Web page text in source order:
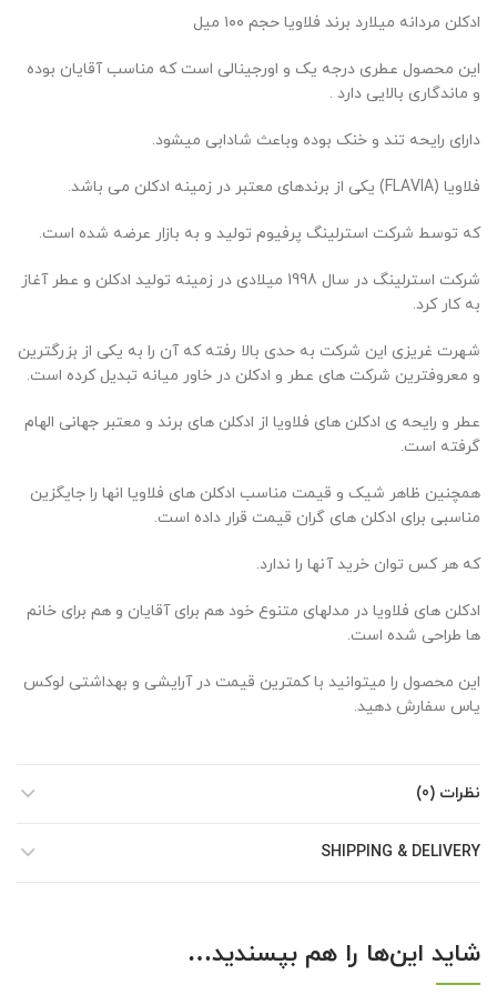
ادکلن مردانه میلارد برند فلاویا حجم ۱۰۰ میل
این محصول عطری درجه یک و اورجینالی است که مناسب آقایان بوده
و ماندگاری بالایی دارد .
دارای رایحه تند و خنک بوده وباعث شادابی میشود.
فلاویا (FLAVIA) یکی از برندهای معتبر در زمینه ادکلن می باشد.
که توسط شرکت استرلینگ پرفیوم تولید و به بازار عرضه شده است.
شرکت استرلینگ در سال 1998 میلادی در زمینه تولید ادکلن و عطر آغاز
به کار کرد.
شهرت غریزی این شرکت به حدی بالا رفته که آن را به یکی از بزرگترین
و معروفترین شرکت های عطر و ادکلن در خاور میانه تبدیل کرده است.
عطر و رایحه ی ادکلن های فلاویا از ادکلن های برند و معتبر جهانی الهام
گرفته است.
همچنین ظاهر شیک و قیمت مناسب ادکلن های فلاویا انها را جایگزین
مناسبی برای ادکلن های گران قیمت قرار داده است.
که هر کس توان خرید آنها را ندارد.
ادکلن های فلاویا در مدلهای متنوع خود هم برای آقایان و هم برای خانم
ها طراحی شده است.
این محصول را میتوانید با کمترین قیمت در آرایشی و بهداشتی لوکس
یاس سفارش دهید.
نظرات (0)
SHIPPING & DELIVERY
شاید این‌ها را هم بپسندید…